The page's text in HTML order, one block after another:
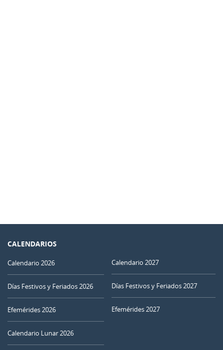
CALENDARIOS
Calendario 2026
Días Festivos y Feriados 2026
Efemérides 2026
Calendario Lunar 2026
Calendario 2027
Días Festivos y Feriados 2027
Efemérides 2027